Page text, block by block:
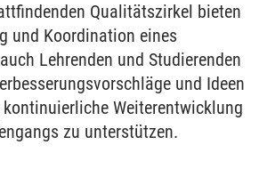
Qualitätszirkel bieten
und Koordination eines
Lehrenden und Studierenden
und Ideen
Weiterentwicklung
zu unterstützen.